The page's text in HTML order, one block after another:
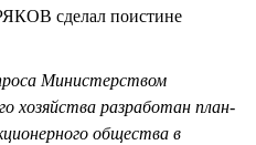
сделал поистине
Министерством
хозяйства разработан план-
общества в